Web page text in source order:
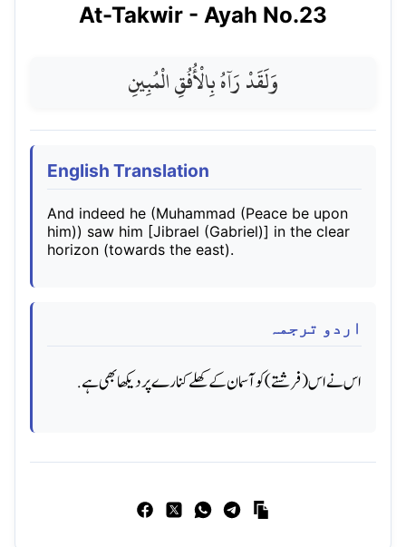
At-Takwir - Ayah No.23
وَلَقَدْ رَآهُ بِالْأُفُقِ الْمُبِينِ
English Translation
And indeed he (Muhammad (Peace be upon
him)) saw him [Jibrael (Gabriel)] in the clear
horizon (towards the east).
اردو ترجمہ
اس نے اس (فرشتے) کو آسمان کے کھلے کنارے پر دیکھا بھی ہے.